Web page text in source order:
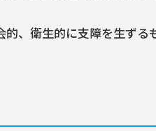
、衛生的に支障を生ずる